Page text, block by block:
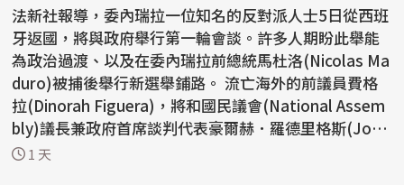
法新社報導，委內瑞拉一位知名的反對派人士5日從西班
牙返國，將與政府舉行第一輪會談。許多人期盼此舉能
為政治過渡、以及在委內瑞拉前總統馬杜洛(Nicolas Ma
duro)被捕後舉行新選舉鋪路。 流亡海外的前議員費格
拉(Dinorah Figuera)，將和國民議會(National Assem
bly)議長兼政府首席談判代表豪爾赫．羅德里格斯(Jorg
e ...1 天